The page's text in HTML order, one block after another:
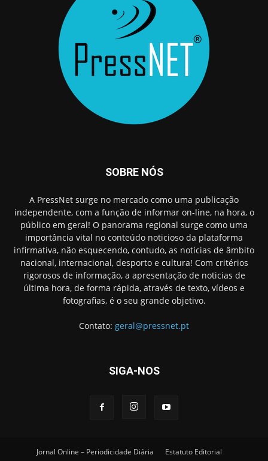
SOBRE NÓS
A PressNet surge no mercado como uma publicação
independente, com a função de informar on-line, na hora, o
público em geral! O panorama regional surge como uma
importância vital no conteúdo noticioso da plataforma
infirmativa, não esquecendo, contudo, as notícias de âmbito
nacional, internacional, desporto e cultura! Com critérios
rigorosos de informação, a apresentação de noticias de
última hora, de forma rápida, através de texto, vídeos e
fotografias, é o seu grande objetivo.
Contato: geral@pressnet.pt
SIGA-NOS
Jornal Online – Periodicidade Diária
Estatuto Editorial